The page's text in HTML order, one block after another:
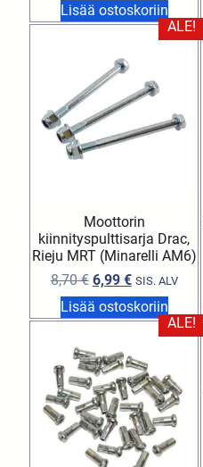
Lisää ostoskoriin
ALE!
Moottorin
kiinnityspulttisarja Drac,
Rieju MRT (Minarelli AM6)
8,70€ 6,99 € SIS. ALV
Lisää ostoskoriin
ALE!